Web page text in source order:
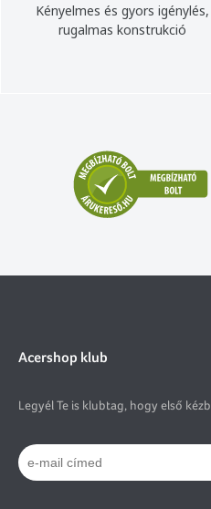
Kényelmes és gyors igénylés,
rugalmas konstrukció
Acershop klub
Legyél Te is klubtag, hogy első